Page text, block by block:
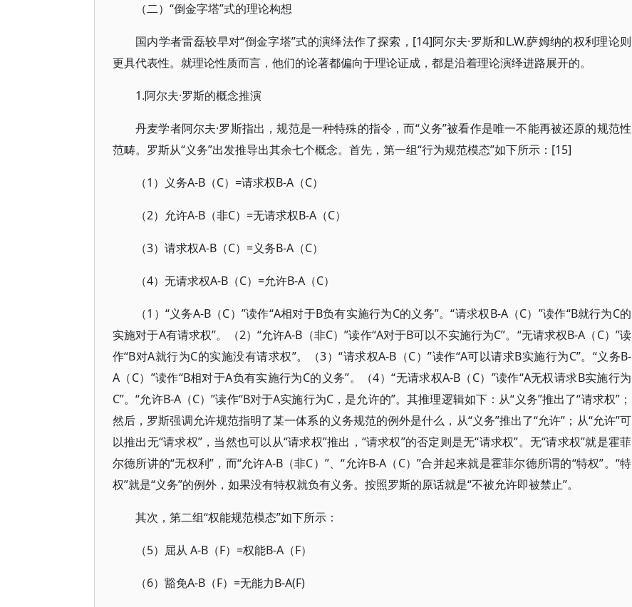
（二）“倒金字塔”式的理论构想
国内学者雷磊较早对“倒金字塔”式的演绎法作了探索，[14]阿尔夫·罗斯和L.W.萨姆纳的权利理论则
更具代表性。就理论性质而言，他们的论著都偏向于理论证成，都是沿着理论演绎进路展开的。
1.阿尔夫·罗斯的概念推演
丹麦学者阿尔夫·罗斯指出，规范是一种特殊的指令，而“义务”被看作是唯一不能再被还原的规范性
范畴。罗斯从“义务”出发推导出其余七个概念。首先，第一组“行为规范模态”如下所示：[15]
（1）义务A-B（C）=请求权B-A（C）
（2）允许A-B（非C）=无请求权B-A（C）
（3）请求权A-B（C）=义务B-A（C）
（4）无请求权A-B（C）=允许B-A（C）
（1）“义务A-B（C）”读作“A相对于B负有实施行为C的义务”。“请求权B-A（C）”读作“B就行为C的
实施对于A有请求权”。（2）“允许A-B（非C）”读作“A对于B可以不实施行为C”。“无请求权B-A（C）”读
作“B对A就行为C的实施没有请求权”。（3）“请求权A-B（C）”读作“A可以请求B实施行为C”。“义务B-
A（C）”读作“B相对于A负有实施行为C的义务”。（4）“无请求权A-B（C）”读作“A无权请求B实施行为
C”。“允许B-A（C）”读作“B对于A实施行为C，是允许的”。其推理逻辑如下：从“义务”推出了“请求权”；
然后，罗斯强调允许规范指明了某一体系的义务规范的例外是什么，从“义务”推出了“允许”；从“允许”可
以推出无“请求权”，当然也可以从“请求权”推出，“请求权”的否定则是无“请求权”。无“请求权”就是霍菲
尔德所讲的“无权利”，而“允许A-B（非C）”、“允许B-A（C）”合并起来就是霍菲尔德所谓的“特权”。“特
权”就是“义务”的例外，如果没有特权就负有义务。按照罗斯的原话就是“不被允许即被禁止”。
其次，第二组“权能规范模态”如下所示：
（5）屈从 A-B（F）=权能B-A（F）
（6）豁免A-B（F）=无能力B-A(F)